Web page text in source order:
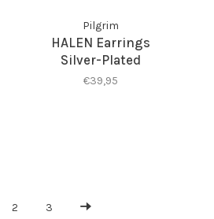
Pilgrim
HALEN Earrings
Silver-Plated
€39,95
2 3